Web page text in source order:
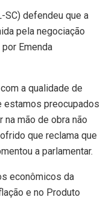
SC) defendeu que a
pela negociação
Emenda
a qualidade de
estamos preocupados
mão de obra não
que reclama que
a parlamentar.
econômicos da
e no Produto